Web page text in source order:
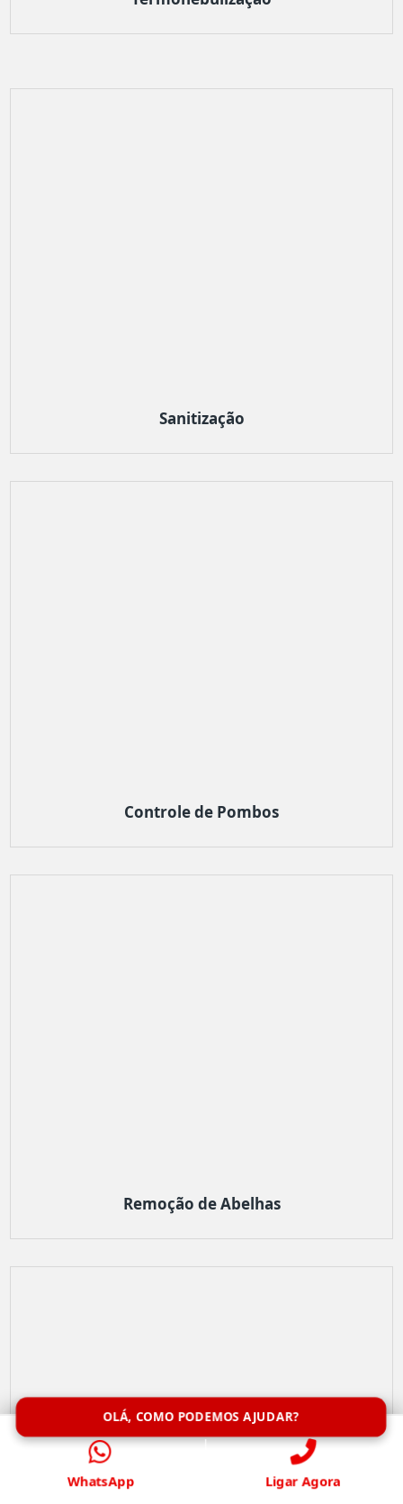
Sanitização
Controle de Pombos
Remoção de Abelhas
OLÁ, COMO PODEMOS AJUDAR?
WhatsApp Ligar Agora